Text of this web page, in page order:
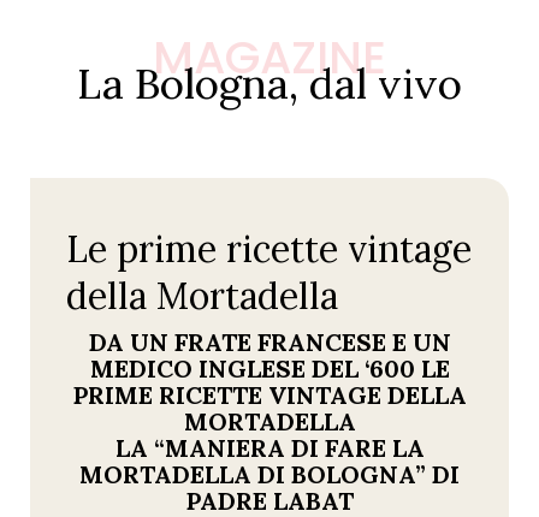
MAGAZINE
La Bologna, dal vivo
Le prime ricette vintage
della Mortadella
DA UN FRATE FRANCESE E UN
MEDICO INGLESE DEL ‘600 LE
PRIME RICETTE VINTAGE DELLA
MORTADELLA
LA “MANIERA DI FARE LA
MORTADELLA DI BOLOGNA” DI
PADRE LABAT